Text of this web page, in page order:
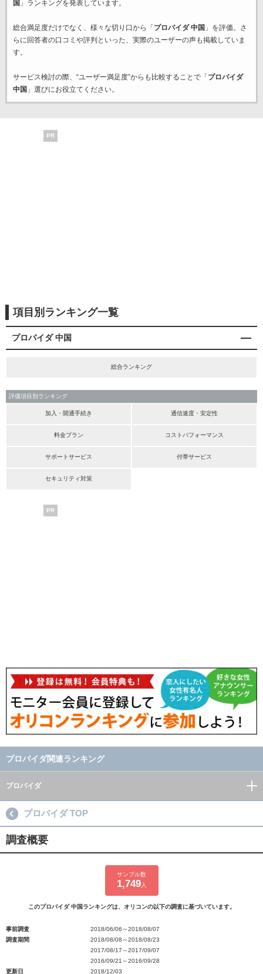
国 」ランキングを発表しています。
総合満足度だけでなく、様々な切り口から「 プロバイダ 中国 」を評価。さ
らに回答者の口コミや評判といった、実際のユーザーの声も掲載していま
す。
サービス検討の際、“ユーザー満足度”からも比較することで「 プロバイダ
中国 」選びにお役立てください。
PR
項目別ランキング一覧
プロバイダ 中国
総合ランキング
評価項目別ランキング
加入・開通手続き 通信速度・安定性
料金プラン コストパフォーマンス
サポートサービス 付帯サービス
セキュリティ対策
PR
プロバイダ関連ランキング
プロバイダ
プロバイダ TOP
調査概要
サンプル数
1,749人
このプロバイダ 中国ランキングは、オリコンの以下の調査に基づいています。
事前調査
2018/06/06～2018/08/07
調査期間
2018/08/08～2018/08/23
2017/08/17～2017/09/07
2016/09/21～2016/09/28
更新日
2018/12/03